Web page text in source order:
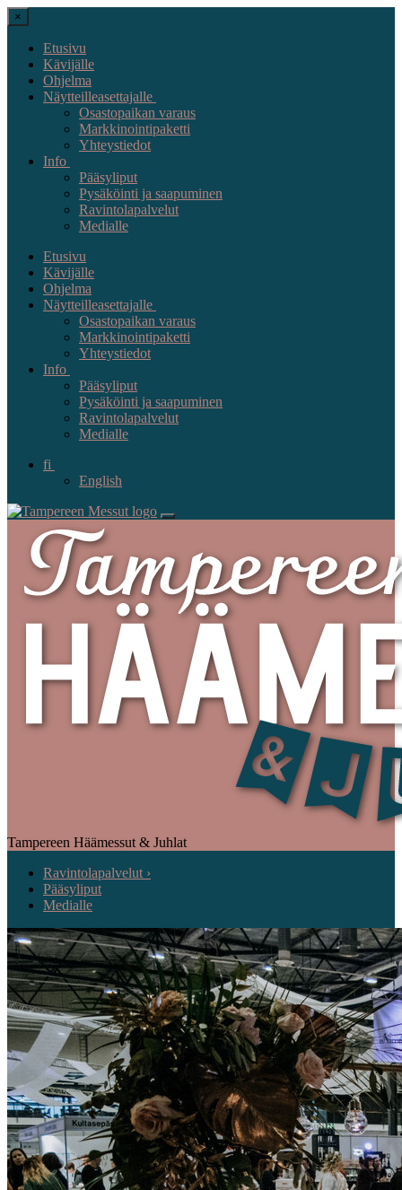
×
Etusivu
Kävijälle
Ohjelma
Näytteilleasettajalle
Osastopaikan varaus
Markkinointipaketti
Yhteystiedot
Info
Pääsyliput
Pysäköinti ja saapuminen
Ravintolapalvelut
Medialle
Etusivu
Kävijälle
Ohjelma
Näytteilleasettajalle
Osastopaikan varaus
Markkinointipaketti
Yhteystiedot
Info
Pääsyliput
Pysäköinti ja saapuminen
Ravintolapalvelut
Medialle
fi
English
Tampereen Häämessut & Juhlat
Ravintolapalvelut ›
Pääsyliput
Medialle